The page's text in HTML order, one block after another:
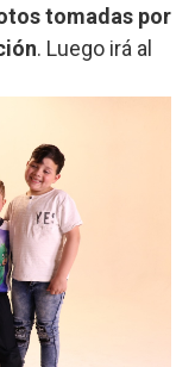
tomadas por
. Luego irá al